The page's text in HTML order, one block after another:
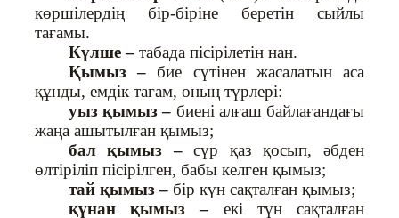
көршілердің бір-біріне беретін сыйлы
тағамы.
Күлше – табада пісірілетін нан.
Қымыз – бие сүтінен жасалатын аса
құнды, емдік тағам, оның түрлері:
уыз қымыз – биені алғаш байлағандағы
жаңа ашытылған қымыз;
бал қымыз –сүр қаз қосып, әбден
өлтіріліп пісірілген, бабы келген қымыз;
тай қымыз – бір күн сақталған қымыз;
құнан қымыз – екі түн сақталған